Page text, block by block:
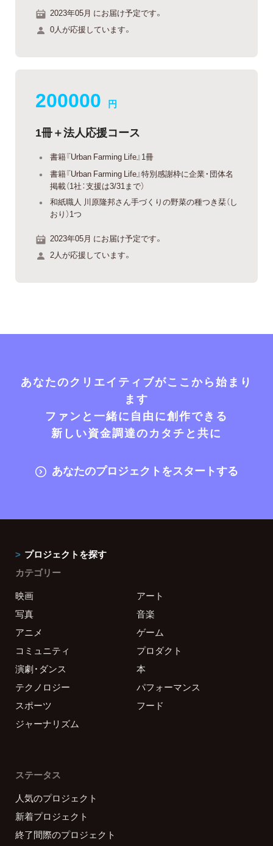
2023年05月 にお届け予定です。
0人が応援しています。
200000 円
1冊＋法人応援コース
書籍『Urban Farming Life』1冊
書籍『Urban Farming Life』特別感謝枠に企業・団体名
掲載（1社：支援は3/31まで）
和紙職人 川原隆邦さん手づくりの野菜の種つき栞（し
おり）1つ
2023年05月 にお届け予定です。
2人が応援しています。
あなたのクリエイティブがここから始まり
ます
ファンと一緒に自由に創作できる
新しい資金調達のカタチと共に
あなたのプロジェクトをスタートする
プロジェクトを探す
カテゴリー
映画
アート
写真
音楽
アニメ
ゲーム
コミュニティ
プロダクト
演劇・ダンス
本
テクノロジー
パフォーマンス
スポーツ
フード
ジャーナリズム
ステータス
人気のプロジェクト
新着プロジェクト
終了間際のプロジェクト